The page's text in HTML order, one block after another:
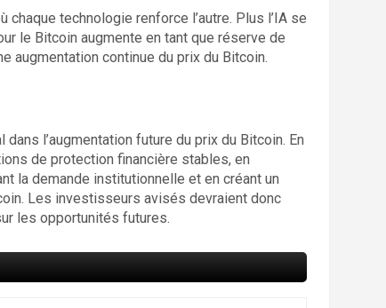
technologie renforce l’autre. Plus l’IA se
le Bitcoin augmente en tant que réserve de
augmentation continue du prix du Bitcoin.
l’augmentation future du prix du Bitcoin. En
de protection financière stables, en
la demande institutionnelle et en créant un
Les investisseurs avisés devraient donc
les opportunités futures.